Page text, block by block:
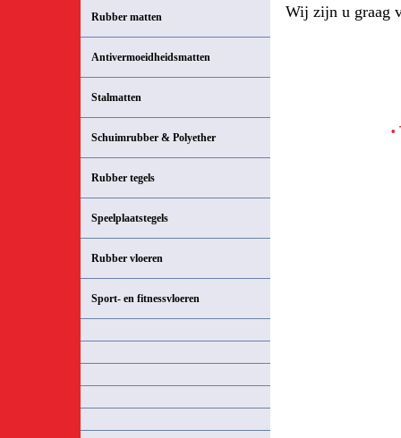
Rubber matten
Antivermoeidheidsmatten
Stalmatten
Schuimrubber & Polyether
Rubber tegels
Speelplaatstegels
Rubber vloeren
Sport- en fitnessvloeren
Wij zijn u graag
•